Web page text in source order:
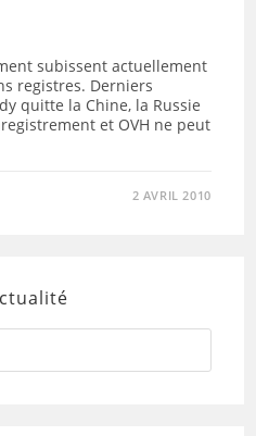
subissent actuellement
registres. Derniers
quitte la Chine, la Russie
et OVH ne peut
2 AVRIL 2010
Press
to